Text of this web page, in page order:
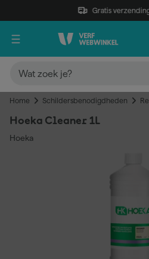
Gratis
Home Schildersbenodigdheden
Hoeka Cleaner 1L
Hoeka